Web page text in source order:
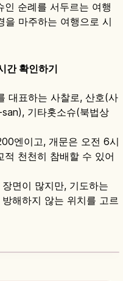
인 순례를 서두르는 여행
을 마주하는 여행으로 시
간 확인하기
대표하는 사찰로, 산호(사
기타홋소슈(북법상
엔이고, 개문은 오전 6시
적 천천히 참배할 수 있어
면이 많지만, 기도하는
해하지 않는 위치를 고르
미즈 무대와